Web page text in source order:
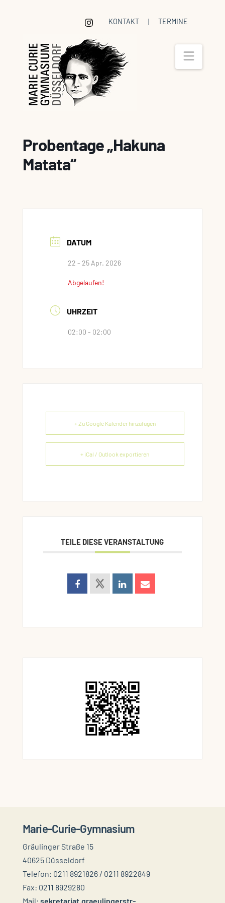
KONTAKT | TERMINE
Probentage „Hakuna
Matata“
DATUM
22 - 25 Apr. 2026
Abgelaufen!
UHRZEIT
02:00 - 02:00
+ Zu Google Kalender hinzufügen
+ iCal / Outlook exportieren
TEILE DIESE VERANSTALTUNG
Marie-Curie-Gymnasium
Gräulinger Straße 15
40625 Düsseldorf
Telefon: 0211 8921826 / 0211 8922849
Fax: 0211 8929280
Mail: sekretariat.graeulingerstr-